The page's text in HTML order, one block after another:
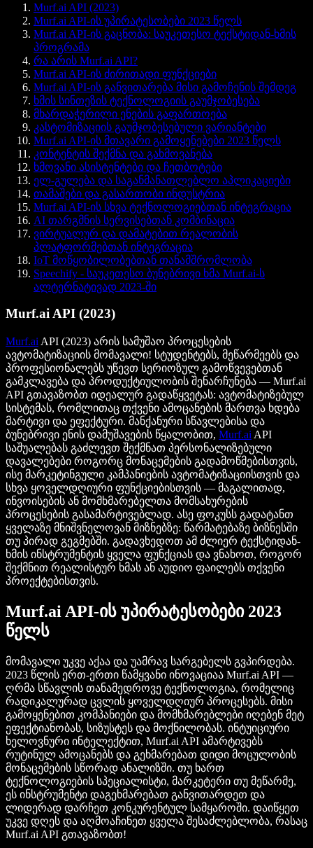
Murf.ai API (2023)
Murf.ai API-ის უპირატესობები 2023 წელს
Murf.ai API-ის გაცნობა: საუკეთესო ტექსტიდან-ხმის
პროგრამა
რა არის Murf.ai API?
Murf.ai API-ის ძირითადი ფუნქციები
Murf.ai API-ის განვითარება მისი გამოჩენის შემდეგ
ხმის სინთეზის ტექნოლოგიის გაუმჯობესება
მხარდაჭერილი ენების გაფართოება
კასტომიზაციის გაუმჯობესებული ვარიანტები
Murf.ai API-ის მთავარი გამოყენებები 2023 წელს
კონტენტის შექმნა და გახმოვანება
ხმოვანი ასისტენტები და ჩეთბოტები
ელ-გულება და საგანმანათლებლო აპლიკაციები
თამაშები და გასართობი ინდუსტრია
Murf.ai API-ის სხვა ტექნოლოგიებთან ინტეგრაცია
AI თარგმნის სერვისებთან კომბინაცია
ვირტუალურ და დამატებით რეალობის
პლატფორმებთან ინტეგრაცია
IoT მოწყობილობებთან თანამშრომლობა
Speechify - საუკეთესო ბუნებრივი ხმა Murf.ai-ს
ალტერნატივად 2023-ში
Murf.ai API (2023)
Murf.ai API (2023) არის სამუშაო პროცესების
ავტომატიზაციის მომავალი! სტუდენტებს, მეწარმეებს და
პროფესიონალებს უწევთ სერიოზულ გამოწვევებთან
გამკლავება და პროდუქტიულობის შენარჩუნება — Murf.ai
API გთავაზობთ იდეალურ გადაწყვეტას: ავტომატიზებულ
სისტემას, რომლითაც თქვენი ამოცანების მართვა ხდება
მარტივი და ეფექტური. მანქანური სწავლებისა და
ბუნებრივი ენის დამუშავების წყალობით, Murf.ai API
საშუალებას გაძლევთ შექმნათ პერსონალიზებული
დავალებები როგორც მონაცემების გადამოწმებისთვის,
ისე მარკეტინგული კამპანიების ავტომატიზაციისთვის და
სხვა ყოველდღიური ფუნქციებისთვის — მაგალითად,
ინვოისების ან მომხმარებელთა მომსახურების
პროცესების გასამარტივებლად. ასე ფოკუსს გადატანთ
ყველაზე მნიშვნელოვან მიზნებზე: წარმატებაზე ბიზნესში
თუ პირად გეგმებში. გადავხედოთ ამ ძლიერ ტექსტიდან-
ხმის ინსტრუმენტის ყველა ფუნქციას და ვნახოთ, როგორ
შექმნით რეალისტურ ხმას ან აუდიო ფაილებს თქვენი
პროექტებისთვის.
Murf.ai API-ის უპირატესობები 2023
წელს
მომავალი უკვე აქაა და უამრავ სარგებელს გვპირდება.
2023 წლის ერთ-ერთი წამყვანი ინოვაციაა Murf.ai API —
ღრმა სწავლის თანამედროვე ტექნოლოგია, რომელიც
რადიკალურად ცვლის ყოველდღიურ პროცესებს. მისი
გამოყენებით კომპანიები და მომხმარებლები იღებენ მეტ
ეფექტიანობას, სიზუსტეს და მოქნილობას. ინტუიციური
ხელოვნური ინტელექტით, Murf.ai API ამარტივებს
რუტინულ ამოცანებს და გეხმარებათ დიდი მოცულობის
მონაცემების სწორად ანალიზში. თუ ხართ
ტექნოლოგიების სპეციალისტი, მარკეტერი თუ მეწარმე,
ეს ინსტრუმენტი დაგეხმარებათ განვითარდეთ და
ლიდერად დარჩეთ კონკურენტულ სამყაროში. დაიწყეთ
უკვე დღეს და აღმოაჩინეთ ყველა შესაძლებლობა, რასაც
Murf.ai API გთავაზობთ!